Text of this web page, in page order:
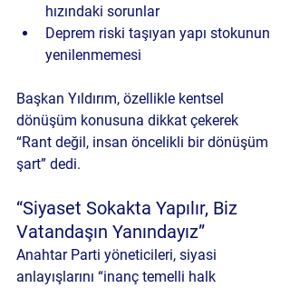
hızındaki sorunlar
Deprem riski taşıyan yapı stokunun
yenilenmemesi
Başkan Yıldırım, özellikle kentsel
dönüşüm konusuna dikkat çekerek
“Rant değil, insan öncelikli bir dönüşüm
şart” dedi.
“Siyaset Sokakta Yapılır, Biz
Vatandaşın Yanındayız”
Anahtar Parti yöneticileri, siyasi
anlayışlarını “inanç temelli halk